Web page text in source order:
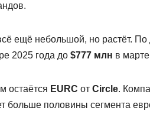
ещё небольшой, но растёт.
2025 года до $777 млн в
остаётся EURC от Circle.
больше половины сегмента